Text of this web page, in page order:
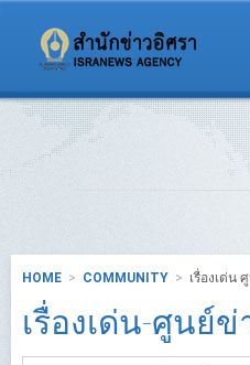
HOME COMMUNITY เรื่องเด่น
เรื่องเด่น-ศูนย์